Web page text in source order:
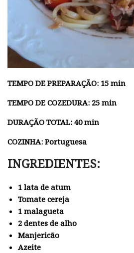
TEMPO DE PREPARAÇÃO: 15 min
TEMPO DE COZEDURA: 25 min
DURAÇÃO TOTAL: 40 min
COZINHA: Portuguesa
INGREDIENTES:
1 lata de atum
Tomate cereja
1 malagueta
2 dentes de alho
Manjericão
Azeite